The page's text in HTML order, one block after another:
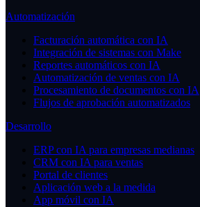
Automatización
Facturación automática con IA
Integración de sistemas con Make
Reportes automáticos con IA
Automatización de ventas con IA
Procesamiento de documentos con IA
Flujos de aprobación automatizados
Desarrollo
ERP con IA para empresas medianas
CRM con IA para ventas
Portal de clientes
Aplicación web a la medida
App móvil con IA